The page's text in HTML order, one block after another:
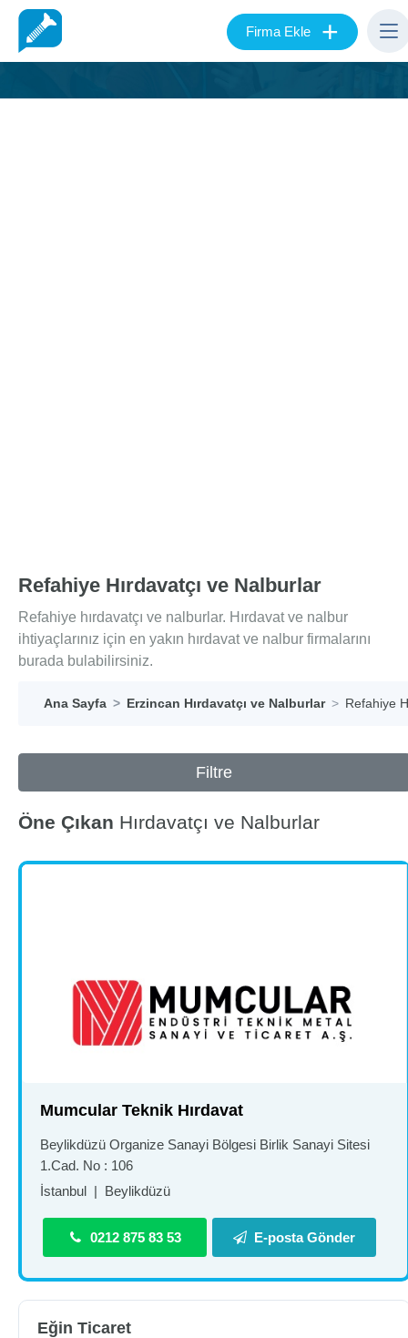
Firma Ekle +
Refahiye Hırdavatçı ve Nalburlar
Refahiye hırdavatçı ve nalburlar. Hırdavat ve nalbur
ihtiyaçlarınız için en yakın hırdavat ve nalbur firmalarını
burada bulabilirsiniz.
Ana Sayfa Erzincan Hırdavatçı ve Nalburlar Refahiye
Filtre
Öne Çıkan Hırdavatçı ve Nalburlar
Mumcular Teknik Hırdavat
Beylikdüzü Organize Sanayi Bölgesi Birlik Sanayi Sitesi
1.Cad. No : 106
İstanbul | Beylikdüzü
0212 875 83 53 E-posta Gönder
Eğin Ticaret